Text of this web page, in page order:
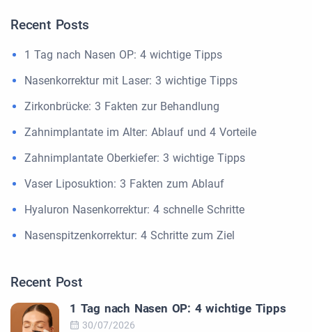
Recent Posts
1 Tag nach Nasen OP: 4 wichtige Tipps
Nasenkorrektur mit Laser: 3 wichtige Tipps
Zirkonbrücke: 3 Fakten zur Behandlung
Zahnimplantate im Alter: Ablauf und 4 Vorteile
Zahnimplantate Oberkiefer: 3 wichtige Tipps
Vaser Liposuktion: 3 Fakten zum Ablauf
Hyaluron Nasenkorrektur: 4 schnelle Schritte
Nasenspitzenkorrektur: 4 Schritte zum Ziel
Recent Post
1 Tag nach Nasen OP: 4 wichtige Tipps
30/07/2026